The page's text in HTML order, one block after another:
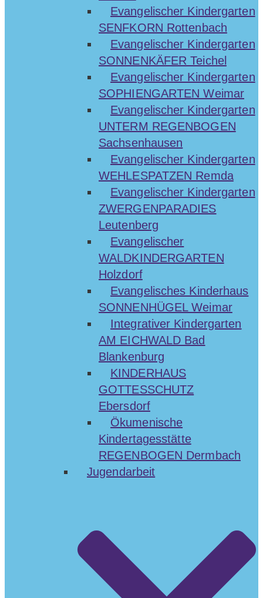
Evangelischer Kindergarten
SENFKORN Rottenbach
Evangelischer Kindergarten
SONNENKÄFER Teichel
Evangelischer Kindergarten
SOPHIENGARTEN Weimar
Evangelischer Kindergarten
UNTERM REGENBOGEN
Sachsenhausen
Evangelischer Kindergarten
WEHLESPATZEN Remda
Evangelischer Kindergarten
ZWERGENPARADIES
Leutenberg
Evangelischer
WALDKINDERGARTEN
Holzdorf
Evangelisches Kinderhaus
SONNENHÜGEL Weimar
Integrativer Kindergarten
AM EICHWALD Bad
Blankenburg
KINDERHAUS
GOTTESSCHUTZ
Ebersdorf
Ökumenische
Kindertagesstätte
REGENBOGEN Dermbach
Jugendarbeit